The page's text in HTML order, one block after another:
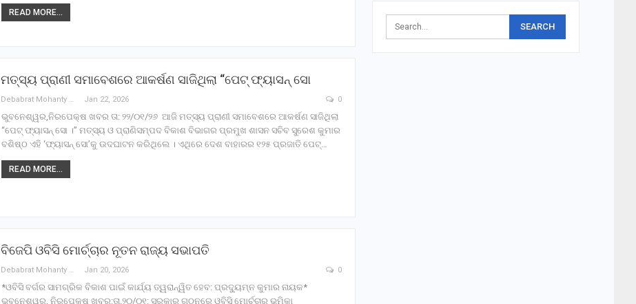
READ MORE...
ମତ୍ସ୍ୟ ପ୍ରାଣୀ ସମାବେଶରେ ଆକର୍ଷଣ ସାଜିଥିଲା “ପେଟ୍ ଫ୍ୟାସନ୍ ସୋ
Debabrat Mohanty Jan 22, 2026 0
ଭୁବନେଶ୍ୱର,ନିରପେକ୍ଷ ଖବର ତା: ୨୨/୦୧/୨୬ ଆଜି ମତ୍ସ୍ୟ ପ୍ରାଣୀ ସମାବେଶରେ ଆକର୍ଷଣ ସାଜିଥିଲା
“ପେଟ୍ ଫ୍ୟାସନ୍ ସୋ ।” ମତ୍ସ୍ୟ ଓ ପ୍ରାଣିସମ୍ପଦ ବିକାଶ ବିଭାଗର ପ୍ରମୁଖ ଶାସନ ସଚିବ ସୁରେଶ କୁମାର
ବଶିଷ୍ଠ ଏହି ‘ଫ୍ୟାସନ୍ ସୋ’କୁ ଉଦଘାଟନ କରିଥିଲେ । ଏଥିରେ ଦେଶ ବାହାରର ୧୨୫ ପ୍ରଜାତି ପେଟ୍…
READ MORE...
ବିଜେପି ଓବିସି ମୋର୍ଚ୍ଚାର ନୂତନ ରାଜ୍ୟ ସଭାପତି
Debabrat Mohanty Jan 20, 2026 0
*ଓବିସି ବର୍ଗର ସାମଗ୍ରିକ ବିକାଶ ପାଇଁ କାର୍ଯ୍ୟ ତ୍ୱରାନ୍ୱିତ ହେବ: ପ୍ରଦ୍ୟୁମ୍ନ କୁମାର ନାୟକ*
ଭୁବନେଶ୍ୱର, ନିରପେକ୍ଷ ଖବର:ତା.୨୦/୦୧: ସରକାର ଗଠନରେ ଓବିସି ମୋର୍ଚ୍ଚାର ଭୂମିକା